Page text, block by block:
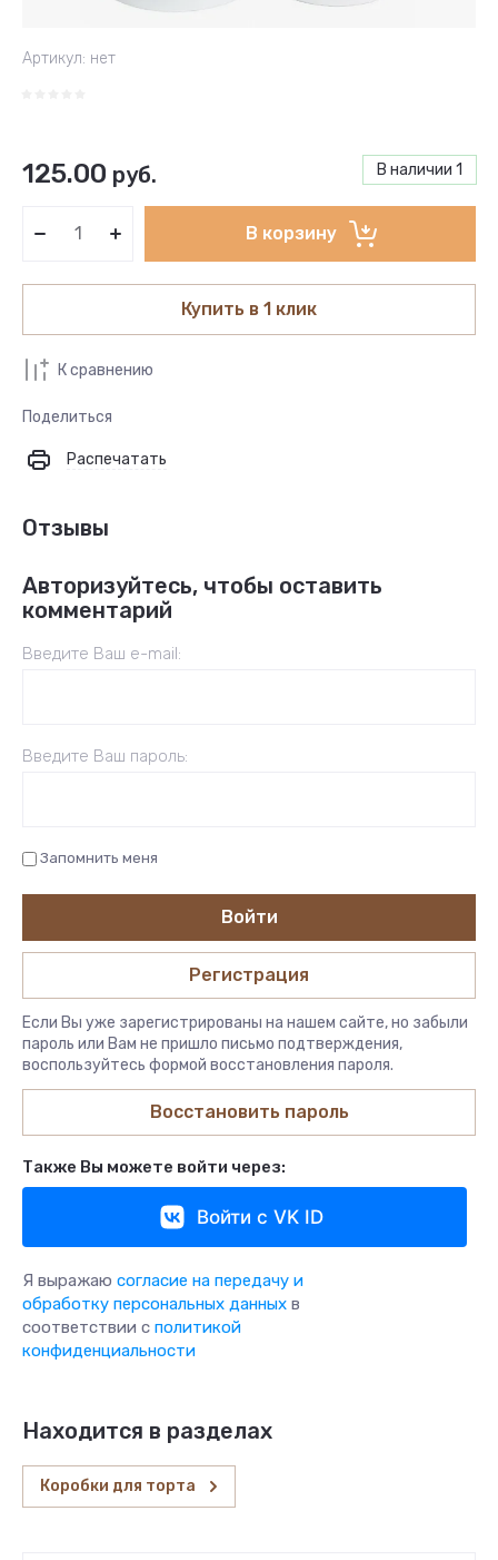
Артикул: нет
В наличии 1
125.00 руб.
В корзину
Купить в 1 клик
К сравнению
Поделиться
Распечатать
Отзывы
Авторизуйтесь, чтобы оставить
комментарий
Введите Ваш e-mail:
Введите Ваш пароль:
Запомнить меня
Войти
Регистрация
Если Вы уже зарегистрированы на нашем сайте, но забыли
пароль или Вам не пришло письмо подтверждения,
воспользуйтесь формой восстановления пароля.
Восстановить пароль
Также Вы можете войти через:
Войти с VK ID
Я выражаю согласие на передачу и
обработку персональных данных в
соответствии с политикой
конфиденциальности
Находится в разделах
Коробки для торта